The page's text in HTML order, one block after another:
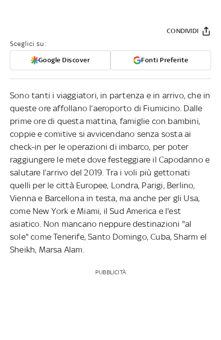
Sceglici su:
Google Discover Fonti Preferite
CONDIVIDI
Sono tanti i viaggiatori, in partenza e in arrivo, che in
queste ore affollano l’aeroporto di Fiumicino. Dalle
prime ore di questa mattina, famiglie con bambini,
coppie e comitive si avvicendano senza sosta ai
check-in per le operazioni di imbarco, per poter
raggiungere le mete dove festeggiare il Capodanno e
salutare l’arrivo del 2019. Tra i voli più gettonati
quelli per le città Europee, Londra, Parigi, Berlino,
Vienna e Barcellona in testa, ma anche per gli Usa,
come New York e Miami, il Sud America e l'est
asiatico. Non mancano neppure destinazioni "al
sole" come Tenerife, Santo Domingo, Cuba, Sharm el
Sheikh, Marsa Alam.
PUBBLICITÀ